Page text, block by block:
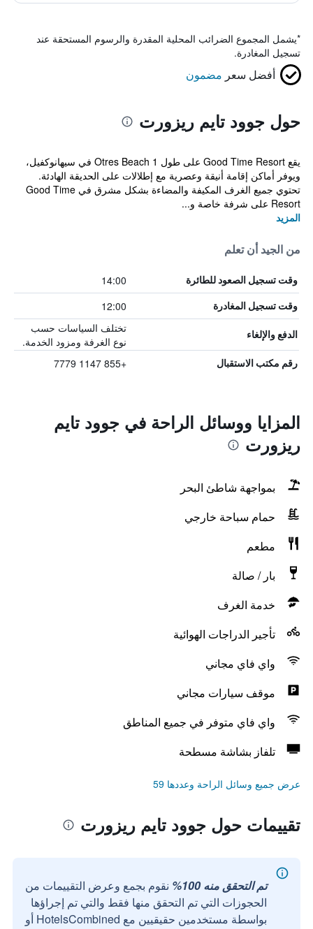
*يشمل المجموع الضرائب المحلية المقدرة والرسوم المستحقة عند
تسجيل المغادرة.
أفضل سعر مضمون
حول جوود تايم ريزورت
يقع Good Time Resort على طول Otres Beach 1 في سيهانوكفيل،
ويوفر أماكن إقامة أنيقة وعصرية مع إطلالات على الحديقة الهادئة.
تحتوي جميع الغرف المكيفة والمضاءة بشكل مشرق في Good Time
Resort على شرفة خاصة و...
المزيد
من الجيد أن تعلم
وقت تسجيل الصعود للطائرة 14:00
وقت تسجيل المغادرة 12:00
الدفع والإلغاء
تختلف السياسات حسب
نوع الغرفة ومزود الخدمة.
رقم مكتب الاستقبال +855 1147 7779
المزايا ووسائل الراحة في جوود تايم
ريزورت
بمواجهة شاطئ البحر
حمام سباحة خارجي
مطعم
بار / صالة
خدمة الغرف
تأجير الدراجات الهوائية
واي فاي مجاني
موقف سيارات مجاني
واي فاي متوفر في جميع المناطق
تلفاز بشاشة مسطحة
عرض جميع وسائل الراحة وعددها 59
تقييمات حول جوود تايم ريزورت
تم التحقق منه 100%
نقوم بجمع وعرض التقييمات من
الحجوزات التي تم التحقق منها فقط والتي تم إجراؤها
بواسطة مستخدمين حقيقيين مع HotelsCombined أو